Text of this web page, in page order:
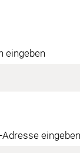
eingeben
Adresse eingeben